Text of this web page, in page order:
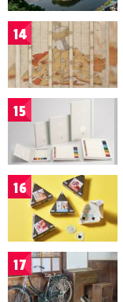
14
15
16
17